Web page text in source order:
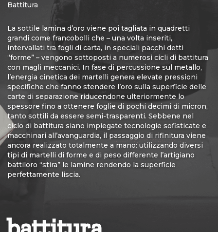
Battitura
La sottile lamina d’oro viene poi tagliata in quadretti
grandi come francobolli che – una volta inseriti,
intervallati tra fogli di carta, in speciali pacchi detti
“forme” – vengono sottoposti a numerosi cicli di battitura
con magli meccanici. In fase di percussione sul metallo,
l’energia cinetica dei martelli genera elevate pressioni
specifiche che fanno stendere l’oro sulla superficie delle
carte di separazione riducendone ulteriormente lo
spessore fino a ottenere foglie di pochi decimi di micron,
tanto sottili da essere semi-trasparenti. Sebbene nel
ciclo di battitura siano impiegate tecnologie sofisticate e
macchinari all’avanguardia, il passaggio di rifinitura viene
ancora realizzato totalmente a mano: utilizzando diversi
tipi di martelli di forme e di peso differente l’artigiano
battiloro “stira” le lamine rendendo la superficie
perfettamente liscia.